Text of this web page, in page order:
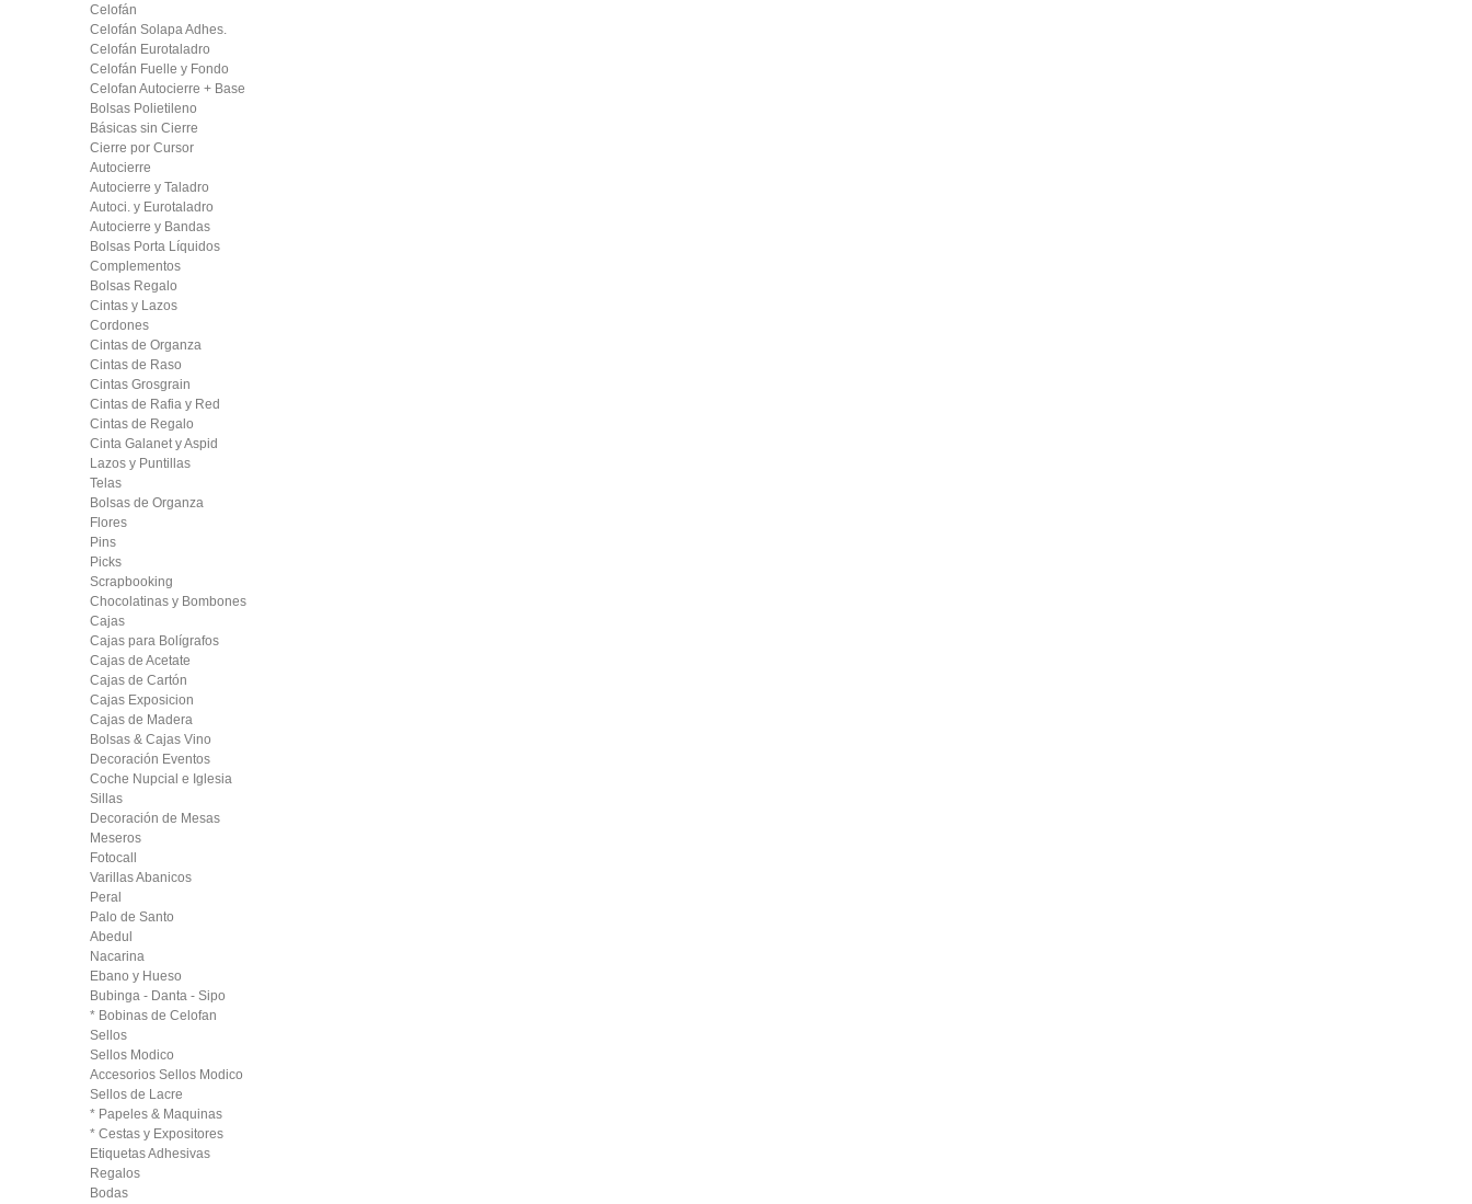
Celofán
Celofán Solapa Adhes.
Celofán Eurotaladro
Celofán Fuelle y Fondo
Celofan Autocierre + Base
Bolsas Polietileno
Básicas sin Cierre
Cierre por Cursor
Autocierre
Autocierre y Taladro
Autoci. y Eurotaladro
Autocierre y Bandas
Bolsas Porta Líquidos
Complementos
Bolsas Regalo
Cintas y Lazos
Cordones
Cintas de Organza
Cintas de Raso
Cintas Grosgrain
Cintas de Rafia y Red
Cintas de Regalo
Cinta Galanet y Aspid
Lazos y Puntillas
Telas
Bolsas de Organza
Flores
Pins
Picks
Scrapbooking
Chocolatinas y Bombones
Cajas
Cajas para Bolígrafos
Cajas de Acetate
Cajas de Cartón
Cajas Exposicion
Cajas de Madera
Bolsas & Cajas Vino
Decoración Eventos
Coche Nupcial e Iglesia
Sillas
Decoración de Mesas
Meseros
Fotocall
Varillas Abanicos
Peral
Palo de Santo
Abedul
Nacarina
Ebano y Hueso
Bubinga - Danta - Sipo
* Bobinas de Celofan
Sellos
Sellos Modico
Accesorios Sellos Modico
Sellos de Lacre
* Papeles & Maquinas
* Cestas y Expositores
Etiquetas Adhesivas
Regalos
Bodas